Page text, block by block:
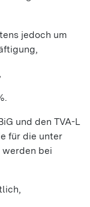
jedoch um
und den TVA-L
für die unter
bei